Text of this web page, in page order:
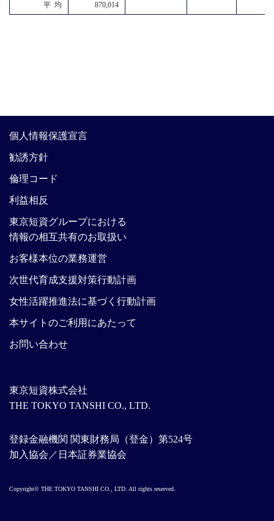
平 均 870,014
東京短資株式会社
THE TOKYO TANSHI CO., LTD.
登録金融機関 関東財務局（登金）第524号
加入協会／日本証券業協会
個人情報保護宣言
勧誘方針
倫理コード
利益相反
東京短資グループにおける
情報の相互共有のお取扱い
お客様本位の業務運営
次世代育成支援対策行動計画
女性活躍推進法に基づく行動計画
本サイトのご利用にあたって
お問い合わせ
Copyright© THE TOKYO TANSHI CO., LTD. All rights reserved.